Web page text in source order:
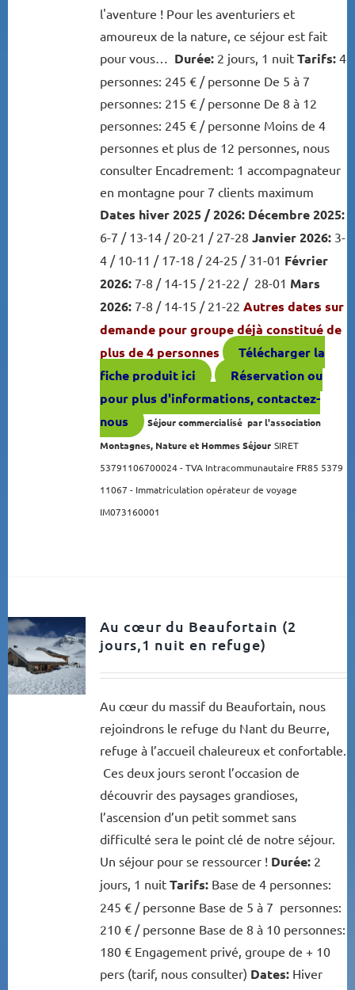
l'aventure ! Pour les aventuriers et
amoureux de la nature, ce séjour est fait
pour vous…
Durée:2 jours, 1 nuit Tarifs:4
personnes: 245 € / personne De 5 à 7
personnes: 215 € / personne De 8 à 12
personnes: 245 € / personne Moins de 4
personnes et plus de 12 personnes, nous
consulter Encadrement: 1 accompagnateur
en montagne pour 7 clients maximum
Dates hiver 2025 / 2026: Décembre 2025:
6-7 / 13-14 / 20-21 / 27-28 Janvier 2026:3-
4 / 10-11 / 17-18 / 24-25 / 31-01 Février
2026:7-8 / 14-15 / 21-22 / 28-01 Mars
2026:7-8 / 14-15 / 21-22 Autres dates sur
demande pour groupe déjà constitué de
plus de 4 personnes
Télécharger la
fiche produit ici
Réservation ou
pour plus d'informations, contactez-
nous
Séjour commercialisé par l'association
Montagnes, Nature et Hommes Séjour SIRET
53791106700024 - TVA Intracommunautaire FR85 5379
11067 - Immatriculation opérateur de voyage
IM073160001
Au cœur du Beaufortain (2
jours,1 nuit en refuge)
Au cœur du massif du Beaufortain, nous
rejoindrons le refuge du Nant du Beurre,
refuge à l’accueil chaleureux et confortable.
Ces deux jours seront l’occasion de
découvrir des paysages grandioses,
l’ascension d’un petit sommet sans
difficulté sera le point clé de notre séjour.
Un séjour pour se ressourcer ! Durée:2
jours, 1 nuit Tarifs:Base de 4 personnes:
245 € / personne Base de 5 à 7 personnes:
210 € / personne Base de 8 à 10 personnes:
180 € Engagement privé, groupe de + 10
pers (tarif, nous consulter) Dates:Hiver